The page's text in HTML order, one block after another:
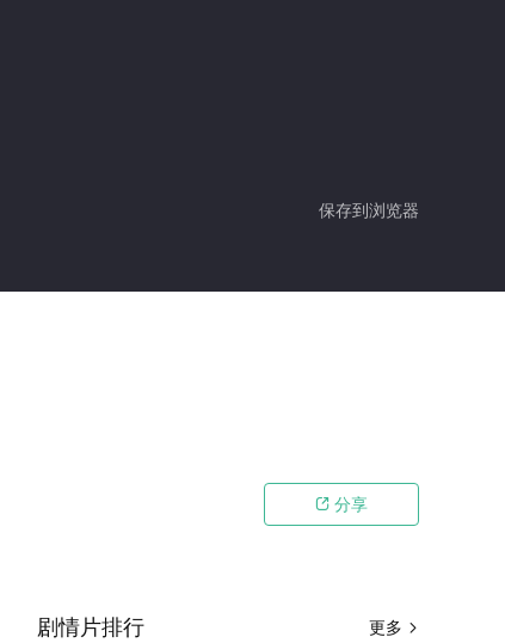
保存到浏览器
 分享
更多 
剧情片排行